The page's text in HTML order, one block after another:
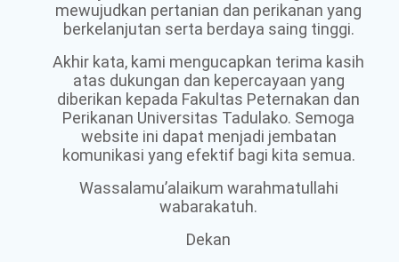
mewujudkan pertanian dan perikanan yang
berkelanjutan serta berdaya saing tinggi.
Akhir kata, kami mengucapkan terima kasih
atas dukungan dan kepercayaan yang
diberikan kepada Fakultas Peternakan dan
Perikanan Universitas Tadulako. Semoga
website ini dapat menjadi jembatan
komunikasi yang efektif bagi kita semua.
Wassalamu’alaikum warahmatullahi
wabarakatuh.
Dekan